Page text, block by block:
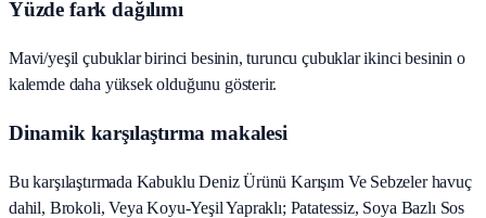
Yüzde fark dağılımı
Mavi/yeşil çubuklar birinci besinin, turuncu çubuklar ikinci besinin o
kalemde daha yüksek olduğunu gösterir.
Dinamik karşılaştırma makalesi
Bu karşılaştırmada Kabuklu Deniz Ürünü Karışım Ve Sebzeler havuç
dahil, Brokoli, Veya Koyu-Yeşil Yapraklı; Patatessiz, Soya Bazlı Sos